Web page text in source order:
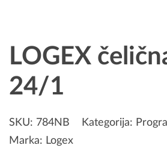
LOGEX
24/1
SKU: 784NB Kategorija:
Marka: Logex